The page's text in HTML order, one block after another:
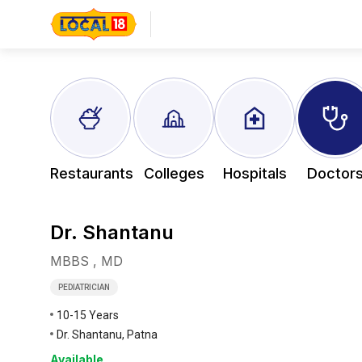
Restaurants Colleges Hospitals
Dr. Shantanu
MBBS , MD
PEDIATRICIAN
10-15 Years
Dr. Shantanu, Patna
Available